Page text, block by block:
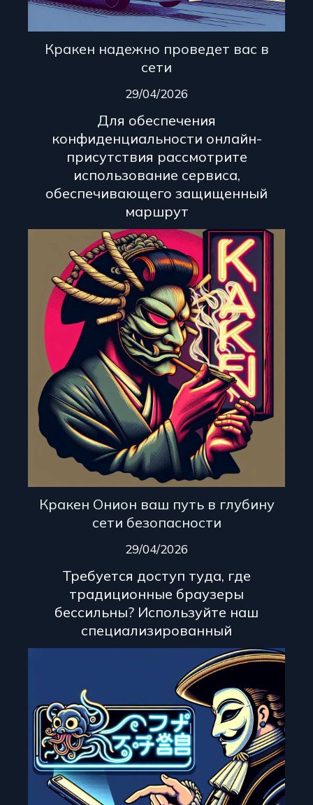
Кракен надежно проведет вас в
сети
29/04/2026
Для обеспечения
конфиденциальности онлайн-
присутствия рассмотрите
использование сервиса,
обеспечивающего защищенный
маршрут
Кракен Онион ваш путь в глубину
сети безопасности
29/04/2026
Требуется доступ туда, где
традиционные браузеры
бессильны? Используйте наш
специализированный